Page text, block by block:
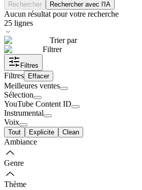
Rechercher Rechercher avec l'IA
Aucun résultat pour votre recherche
25 lignes
Trier par
Filtrer
Filtres
Filtres Effacer
Meilleures ventes
Sélection
YouTube Content ID
Instrumental
Voix
Tout Explicite Clean
Ambiance
Genre
Thème